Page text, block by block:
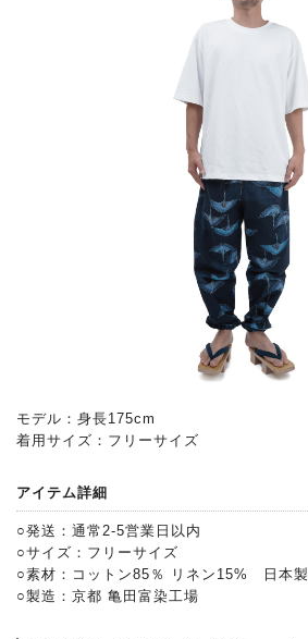
モデル：身長175cm
着用サイズ：フリーサイズ
アイテム詳細
○発送：通常2-5営業日以内
○サイズ：フリーサイズ
○素材：コットン85％ リネン15% 日本製
○製造：京都 亀田富染工場